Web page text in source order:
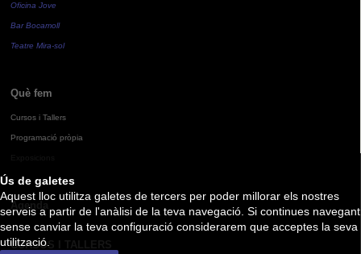
Ús de galetes
Aquest lloc utilitza galetes de tercers per poder millorar els nostres
serveis a partir de l'anàlisi de la teva navegació. Si continues navegant
sense canviar la teva configuració considerarem que acceptes la seva
utilització.
Oficina Jove
Bar Bocamoll
Teatre Mira-sol
Què fem
Cursos i Tallers
Programació pròpia
Agenda
CURSOS I TALLERS